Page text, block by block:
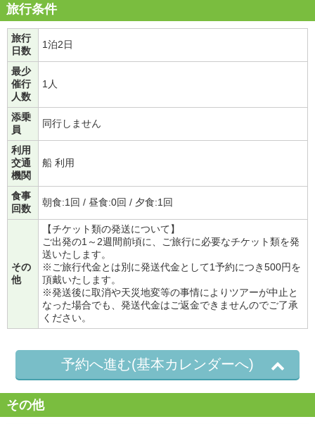
旅行条件
旅行
日数
1泊2日
最少
催行
人数
1人
添乗
員
同行しません
利用
交通
機関
船 利用
食事
回数
朝食:1回 / 昼食:0回 / 夕食:1回
その
他
【チケット類の発送について】
ご出発の1～2週間前頃に、ご旅行に必要なチケット類を発
送いたします。
※ご旅行代金とは別に発送代金として1予約につき500円を
頂戴いたします。
※発送後に取消や天災地変等の事情によりツアーが中止と
なった場合でも、発送代金はご返金できませんのでご了承
ください。
予約へ進む(基本カレンダーへ)
その他